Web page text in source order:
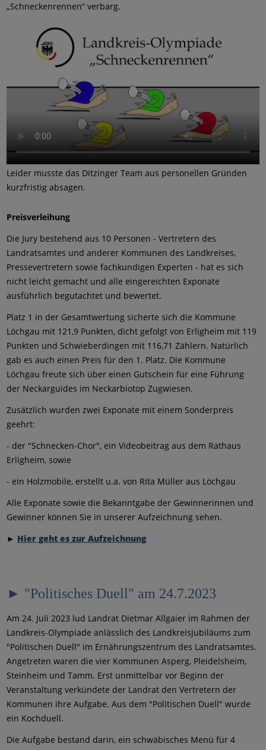
„Schneckenrennen“ verbarg.
Leider musste das Ditzinger Team aus personellen Gründen
kurzfristig absagen.
Preisverleihung
Die Jury bestehend aus 10 Personen - Vertretern des
Landratsamtes und anderer Kommunen des Landkreises,
Pressevertretern sowie fachkundigen Experten - hat es sich
nicht leicht gemacht und alle eingereichten Exponate
ausführlich begutachtet und bewertet.
Platz 1 in der Gesamtwertung sicherte sich die Kommune
Löchgau mit 121,9 Punkten, dicht gefolgt von Erligheim mit 119
Punkten und Schwieberdingen mit 116,71 Zählern. Natürlich
gab es auch einen Preis für den 1. Platz. Die Kommune
Löchgau freute sich über einen Gutschein für eine Führung
der Neckarguides im Neckarbiotop Zugwiesen.
Zusätzlich wurden zwei Exponate mit einem Sonderpreis
geehrt:
- der "Schnecken-Chor", ein Videobeitrag aus dem Rathaus
Erligheim, sowie
- ein Holzmobile, erstellt u.a. von Rita Müller aus Löchgau
Alle Exponate sowie die Bekanntgabe der Gewinnerinnen und
Gewinner können Sie in unserer Aufzeichnung sehen.
► Hier geht es zur Aufzeichnung
► "Politisches Duell" am 24.7.2023
Am 24. Juli 2023 lud Landrat Dietmar Allgaier im Rahmen der
Landkreis-Olympiade anlässlich des Landkreisjubiläums zum
"Politischen Duell" im Ernährungszentrum des Landratsamtes.
Angetreten waren die vier Kommunen Asperg, Pleidelsheim,
Steinheim und Tamm. Erst unmittelbar vor Beginn der
Veranstaltung verkündete der Landrat den Vertretern der
Kommunen ihre Aufgabe. Aus dem "Politischen Duell" wurde
ein Kochduell.
Die Aufgabe bestand darin, ein schwäbisches Menü für 4